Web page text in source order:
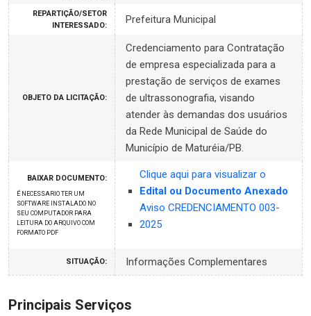
REPARTIÇÃO/SETOR
INTERESSADO:
Prefeitura Municipal
OBJETO DA LICITAÇÃO:
Credenciamento para Contratação
de empresa especializada para a
prestação de serviços de exames
de ultrassonografia, visando
atender às demandas dos usuários
da Rede Municipal de Saúde do
Município de Maturéia/PB.
BAIXAR DOCUMENTO:
É NECESSARIO TER UM
SOFTWARE INSTALADO NO
SEU COMPUTADOR PARA
LEITURA DO ARQUIVO COM
FORMATO PDF
Clique aqui para visualizar o
Edital ou Documento Anexado
Aviso CREDENCIAMENTO 003-
2025
SITUAÇÃO: Informações Complementares
Principais Serviços